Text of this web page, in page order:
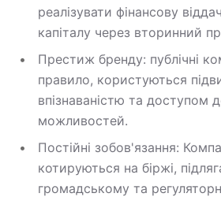
реалізувати фінансову
капіталу через вторинний
Престиж бренду: публічні
правило, користуються
впізнаваністю та доступом
можливостей.
Постійні зобов'язання:
котируються на біржі,
громадському та